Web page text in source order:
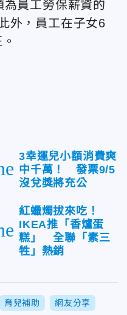
員工勞保薪資的
外，員工在子女6
3幸運兒小額消費爽
中千萬！ 發票9/5
沒兌獎將充公
紅蠟燭拔來吃！
IKEA推「香爐蛋
糕」 全聯「素三
牲」熱銷
育兒補助 網友分享